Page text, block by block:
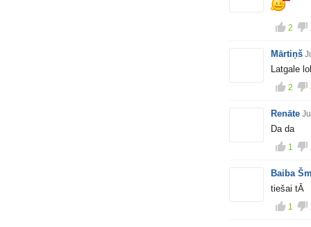
2
Mārtiņš
Latgale
2
Renāte
Da da
1
Baiba
tiešai tĀ
1